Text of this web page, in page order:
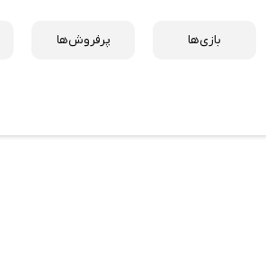
بازی‌ها پرفروش‌ها